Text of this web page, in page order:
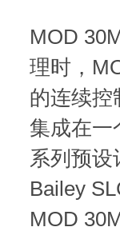
MOD
理时，
的连续
集成在一
系列预
Bailey
MOD